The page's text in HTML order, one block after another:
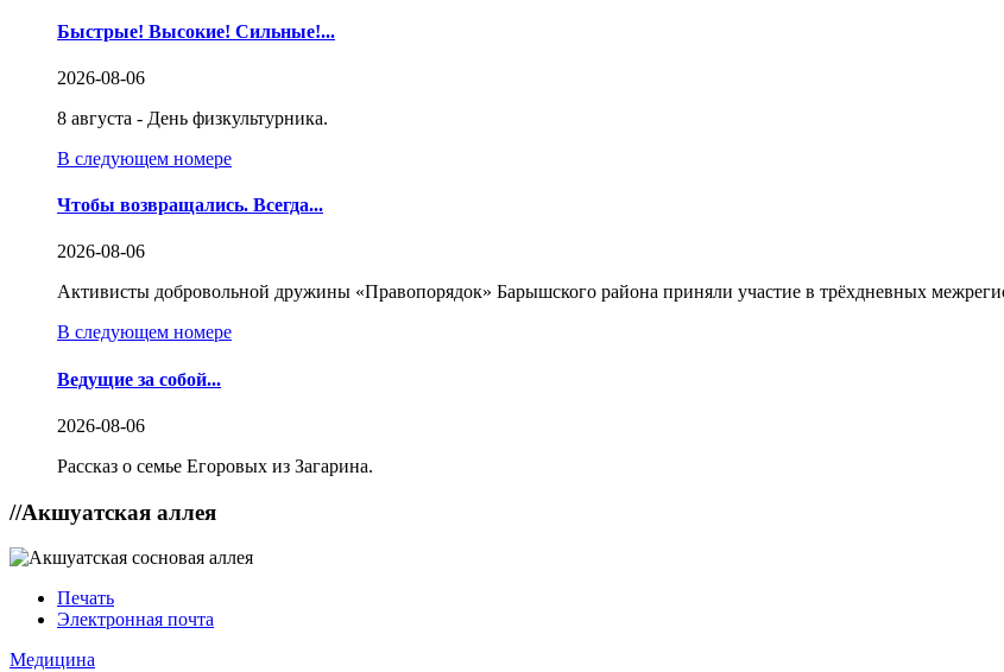
Быстрые! Высокие! Сильные!...
2026-08-06
8 августа - День физкультурника.
В следующем номере
Чтобы возвращались. Всегда...
2026-08-06
Активисты добровольной дружины «Правопорядок» Барышского района приняли участие в трёхдневных
В следующем номере
Ведущие за собой...
2026-08-06
Рассказ о семье Егоровых из Загарина.
//Акшуатская аллея
Печать
Электронная почта
Медицина